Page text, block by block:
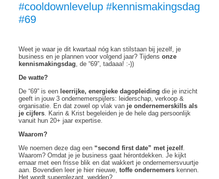
#cooldownlevelup #kennismakingsdag
#69
Weet je waar je dit kwartaal nóg kan stilstaan bij jezelf, je
business en je plannen voor volgend jaar? Tijdens onze
kennismakingsdag, de “69”, tadaaa! :-))
De watte?
De “69” is een leerrijke, energieke dagopleiding die je inzicht
geeft in jouw 3 ondernemerspijlers: leiderschap, verkoop &
organisatie. En dat zowel op vlak van je ondernemerskills als
je cijfers. Karin & Krist begeleiden je de hele dag persoonlijk
vanuit hun 20+ jaar expertise.
Waarom?
We noemen deze dag een “second first date” met jezelf.
Waarom? Omdat je je business gaat hérontdekken. Je kijkt
ernaar met een frisse blik en dat wakkert je ondernemersvuurtje
aan. Bovendien leer je hier nieuwe, toffe ondernemers kennen.
Het wordt superplezant, wedden?